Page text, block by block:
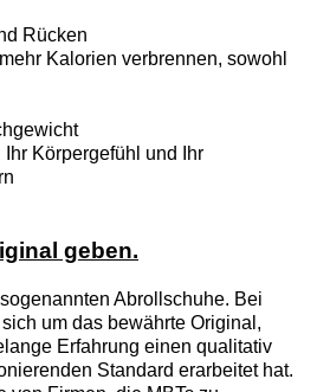
Rücken
Kalorien verbrennen, sowohl
Ihr Körpergefühl und Ihr
geben.
Abrollschuhe. Bei
um das bewährte Original,
Erfahrung einen qualitativ
Standard erarbeitet hat.